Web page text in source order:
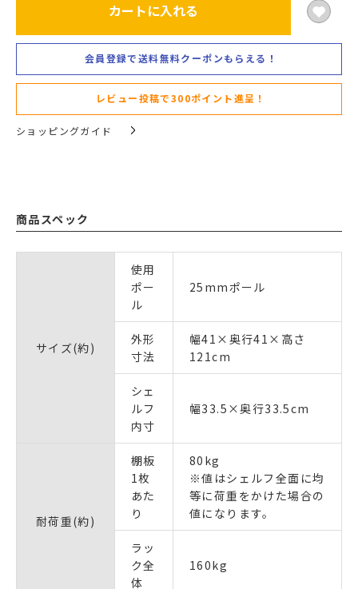
カートに入れる
会員登録で送料無料クーポンもらえる！
レビュー投稿で300ポイント進呈！
ショッピングガイド
商品スペック
サイズ(約)
使用
ポー
ル
25mmポール
外形
寸法
幅41×奥行41×高さ
121cm
シェ
ルフ
内寸
幅33.5×奥行33.5cm
耐荷重(約)
棚板
1枚
あた
り
80kg
※値はシェルフ全面に均
等に荷重をかけた場合の
値になります。
ラッ
ク全
体
160kg